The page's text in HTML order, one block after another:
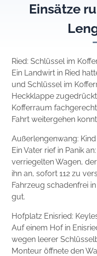
Einsätze
Ried: Schlüssel im
Ein Landwirt in Ried
und Schlüssel im
Heckklappe
Kofferraum
Fahrt weitergehen
Außerlengenwang:
Ein Vater rief in Panik
verriegelten Wagen,
ihn an, sofort 112 zu
Fahrzeug schadenfrei
gut.
Hofplatz Enisried:
Auf einem Hof in
wegen leerer
Monteur öffnete den